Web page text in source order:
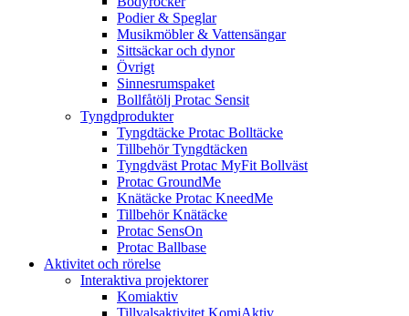
Podier & Speglar
Musikmöbler & Vattensängar
Sittsäckar och dynor
Övrigt
Sinnesrumspaket
Bollfåtölj Protac Sensit
Tyngdprodukter
Tyngdtäcke Protac Bolltäcke
Tillbehör Tyngdtäcken
Tyngdväst Protac MyFit Bollväst
Protac GroundMe
Knätäcke Protac KneedMe
Tillbehör Knätäcke
Protac SensOn
Protac Ballbase
Aktivitet och rörelse
Interaktiva projektorer
Komiaktiv
Tillvalsaktivitet KomiAktiv